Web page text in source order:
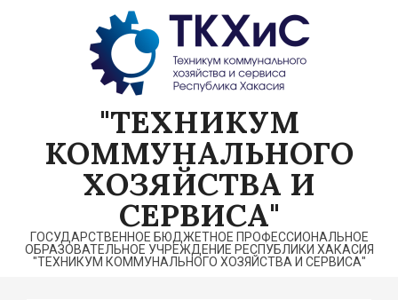
"ТЕХНИКУМ
КОММУНАЛЬНОГО
ХОЗЯЙСТВА И
СЕРВИСА"
ГОСУДАРСТВЕННОЕ БЮДЖЕТНОЕ ПРОФЕССИОНАЛЬНОЕ
ОБРАЗОВАТЕЛЬНОЕ УЧРЕЖДЕНИЕ РЕСПУБЛИКИ ХАКАСИЯ
"ТЕХНИКУМ КОММУНАЛЬНОГО ХОЗЯЙСТВА И СЕРВИСА"